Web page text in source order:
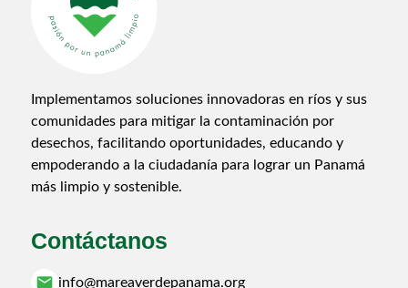
Implementamos soluciones innovadoras en ríos y sus
comunidades para mitigar la contaminación por
desechos, facilitando oportunidades, educando y
empoderando a la ciudadanía para lograr un Panamá
más limpio y sostenible.
Contáctanos
email info@mareaverdepanama.org